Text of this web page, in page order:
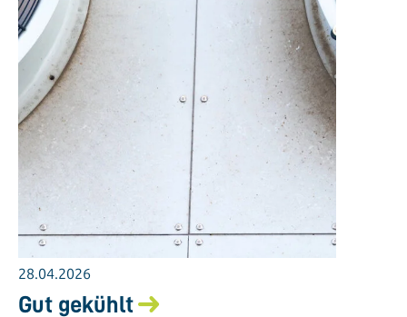
28.04.2026
Gut gekühlt